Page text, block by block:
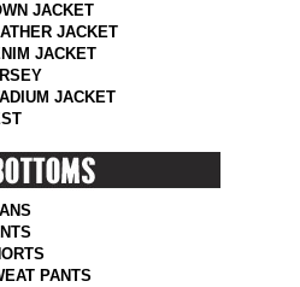
JACKET
JACKET
JACKET
JACKET
PANTS